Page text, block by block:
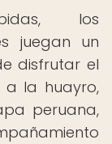
los
juegan un
disfrutar el
la huayro,
peruana,